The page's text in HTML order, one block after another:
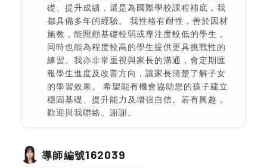
礎、提升成績，還是為國際學校課程補底，我
都具備多年的經驗。 我性格有耐性，善於因材
施教，能照顧基礎較弱或專注度較低的學生，
同時也能為程度較高的學生提供更具挑戰性的
練習。我亦非常重視與家長的溝通，會定期匯
報學生進度及改善方向，讓家長清楚了解子女
的學習效果。 希望能有機會協助您的孩子建立
穩固基礎、提升能力及增強自信。若有興趣，
歡迎與我聯絡。謝謝。
導師編號162039